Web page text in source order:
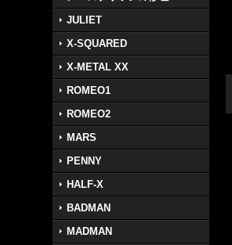
JULIET
X-SQUARED
X-METAL XX
ROMEO1
ROMEO2
MARS
PENNY
HALF-X
BADMAN
MADMAN